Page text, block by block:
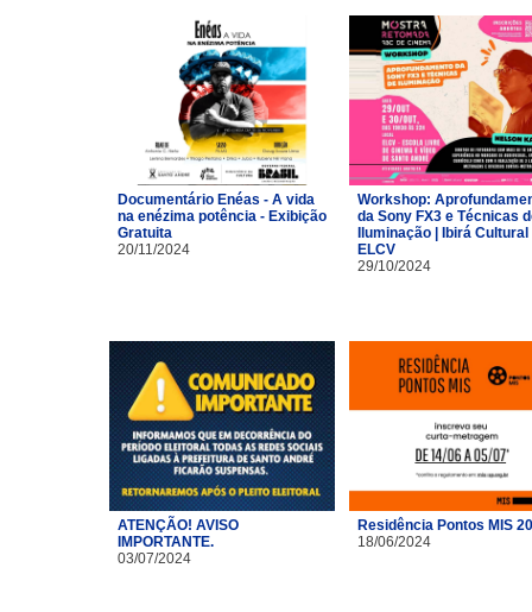
Documentário Enéas - A vida
na enézima potência - Exibição
Gratuita
20/11/2024
Workshop:
da Sony FX3 e Técnicas
Iluminação | Ibirá Cultural
ELCV
29/10/2024
ATENÇÃO! AVISO
IMPORTANTE.
03/07/2024
Residência Pontos MIS
18/06/2024